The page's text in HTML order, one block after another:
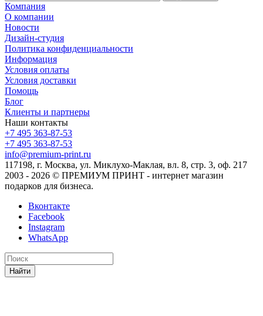
Компания
О компании
Новости
Дизайн-студия
Политика конфиденциальности
Информация
Условия оплаты
Условия доставки
Помощь
Блог
Клиенты и партнеры
Наши контакты
+7 495 363-87-53
+7 495 363-87-53
info@premium-print.ru
117198, г. Москва, ул. Миклухо-Маклая, вл. 8, стр. 3, оф. 217
2003 - 2026 © ПРЕМИУМ ПРИНТ - интернет магазин
подарков для бизнеса.
Вконтакте
Facebook
Instagram
WhatsApp
Найти